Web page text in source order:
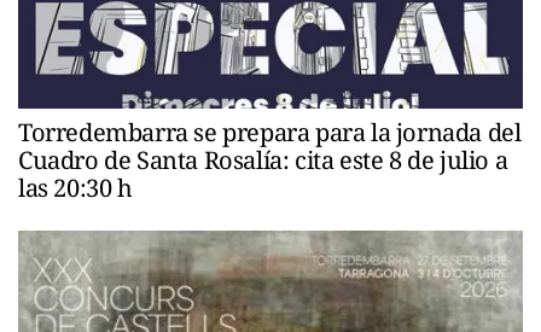
Torredembarra se prepara para la jornada del
Cuadro de Santa Rosalía: cita este 8 de julio a
las 20:30 h